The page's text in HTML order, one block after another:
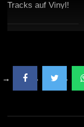
Tracks auf Vinyl!